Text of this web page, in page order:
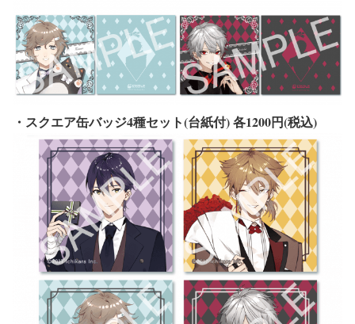
・スクエア缶バッジ4種セット(台紙付) 各1200円(税込)